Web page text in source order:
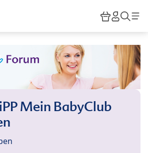
HiPP
Mein BabyClub